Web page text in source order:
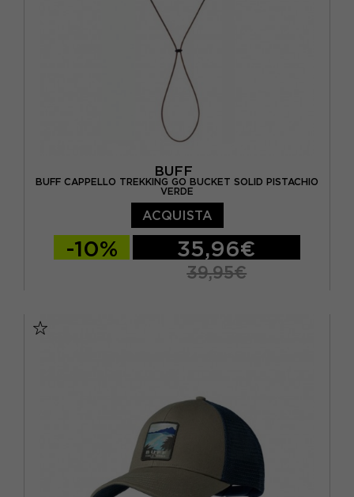
BUFF
BUFF CAPPELLO TREKKING GO BUCKET SOLID PISTACHIO
VERDE
ACQUISTA
-10% 35,96€
39,95€